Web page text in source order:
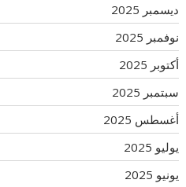
ديسمبر 2025
نوفمبر 2025
أكتوبر 2025
سبتمبر 2025
أغسطس 2025
يوليو 2025
يونيو 2025